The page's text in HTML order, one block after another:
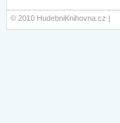
© 2010 HudebniKnihovna.cz |